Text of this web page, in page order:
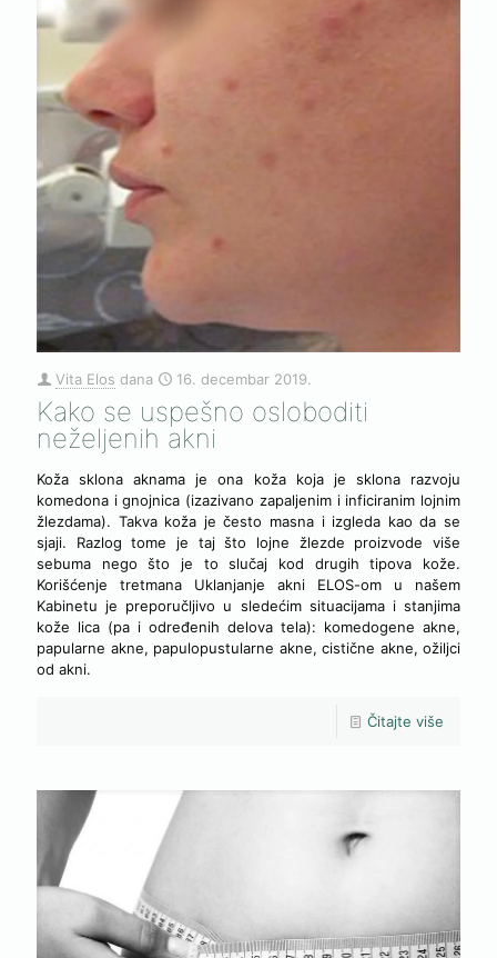
Vita Elos dana 16. decembar 2019.
Kako se uspešno osloboditi
neželjenih akni
Koža sklona aknama je ona koža koja je sklona razvoju
komedona i gnojnica (izazivano zapaljenim i inficiranim lojnim
žlezdama). Takva koža je često masna i izgleda kao da se
sjaji. Razlog tome je taj što lojne žlezde proizvode više
sebuma nego što je to slučaj kod drugih tipova kože.
Korišćenje tretmana Uklanjanje akni ELOS-om u našem
Kabinetu je preporučljivo u sledećim situacijama i stanjima
kože lica (pa i određenih delova tela): komedogene akne,
papularne akne, papulopustularne akne, cistične akne, ožiljci
od akni.
Čitajte više